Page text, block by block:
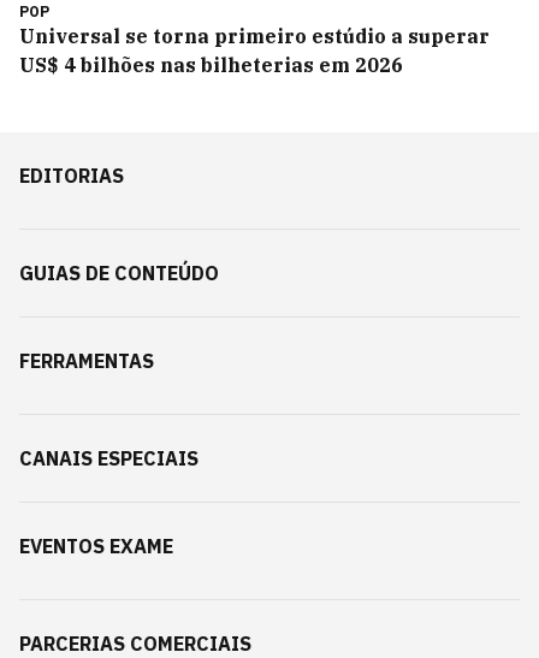
POP
Universal se torna primeiro estúdio a superar
US$ 4 bilhões nas bilheterias em 2026
EDITORIAS
GUIAS DE CONTEÚDO
FERRAMENTAS
CANAIS ESPECIAIS
EVENTOS EXAME
PARCERIAS COMERCIAIS